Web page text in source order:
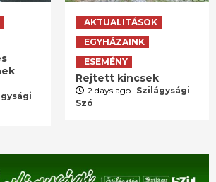
AKTUALITÁSOK
EGYHÁZAINK
ESEMÉNY
Rejtett kincsek
2 days ago Szilágysági
Szó